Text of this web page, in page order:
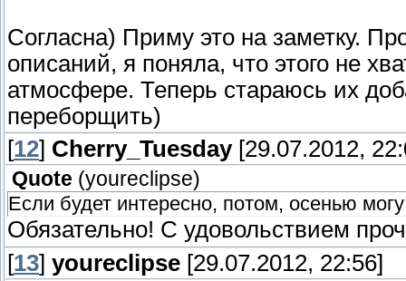
Согласна) Приму это на заметку.
описаний, я поняла, что этого не
атмосфере. Теперь стараюсь их
переборщить)
[12] Cherry_Tuesday[29.07.2012,
Quote (youreclipse)
Если будет интересно, потом, осенью
Обязательно! С удовольствием
[13] youreclipse [29.07.2012, 22:56]